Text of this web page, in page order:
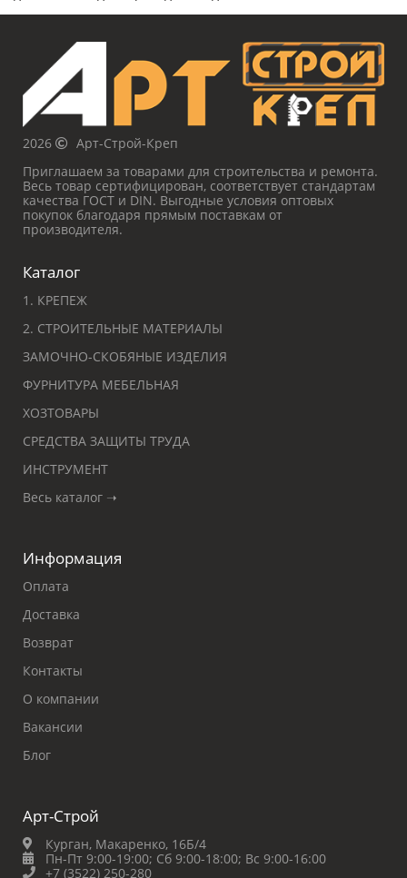
2026
Арт-Строй-Креп
Приглашаем за товарами для строительства и ремонта.
Весь товар сертифицирован, соответствует стандартам
качества ГОСТ и DIN. Выгодные условия оптовых
покупок благодаря прямым поставкам от
производителя.
Каталог
1. КРЕПЕЖ
2. СТРОИТЕЛЬНЫЕ МАТЕРИАЛЫ
ЗАМОЧНО-СКОБЯНЫЕ ИЗДЕЛИЯ
ФУРНИТУРА МЕБЕЛЬНАЯ
ХОЗТОВАРЫ
СРЕДСТВА ЗАЩИТЫ ТРУДА
ИНСТРУМЕНТ
Весь каталог ➝
Информация
Оплата
Доставка
Возврат
Контакты
О компании
Вакансии
Блог
Арт-Строй
Курган, Макаренко, 16Б/4
Пн-Пт 9:00-19:00; Сб 9:00-18:00; Вс 9:00-16:00
+7 (3522) 250-280